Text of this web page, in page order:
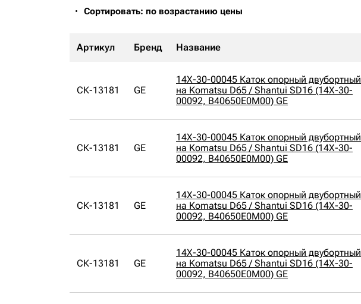
Сортировать: по возрастанию цены
Артикул Бренд Название
СК-13181 GE
14X-30-00045 Каток опорный двубортный
на Komatsu D65 / Shantui SD16 (14X-30-
00092, B40650E0M00) GE
СК-13181 GE
14X-30-00045 Каток опорный двубортный
на Komatsu D65 / Shantui SD16 (14X-30-
00092, B40650E0M00) GE
СК-13181 GE
14X-30-00045 Каток опорный двубортный
на Komatsu D65 / Shantui SD16 (14X-30-
00092, B40650E0M00) GE
СК-13181 GE
14X-30-00045 Каток опорный двубортный
на Komatsu D65 / Shantui SD16 (14X-30-
00092, B40650E0M00) GE